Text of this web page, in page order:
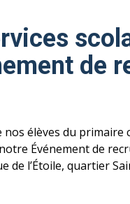
de
élèves du
Événement de
de l’Étoile, quartier